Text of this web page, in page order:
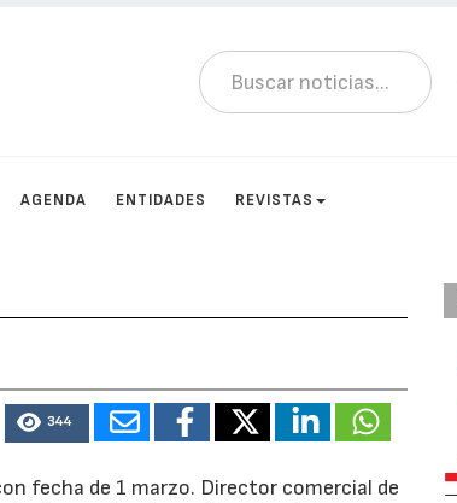
AGENDA ENTIDADES REVISTAS
344
fecha de 1 marzo. Director comercial de